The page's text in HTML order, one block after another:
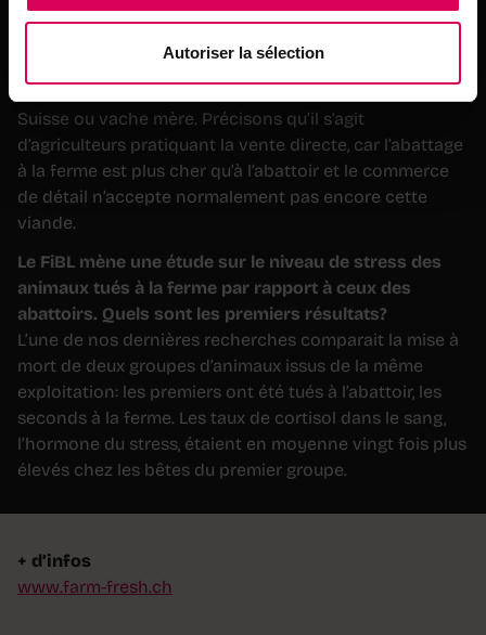
Autoriser la sélection
Cette pratique concerne surtout les élevages bios.
Suisse ou vache mère. Précisons qu’il s’agit
d’agriculteurs pratiquant la vente directe, car l’abattage
à la ferme est plus cher qu’à l’abattoir et le commerce
de détail n’accepte normalement pas encore cette
viande.
Le FiBL mène une étude sur le niveau de stress des
animaux tués à la ferme par rapport à ceux des
abattoirs. Quels sont les premiers résultats?
L’une de nos dernières recherches comparait la mise à
mort de deux groupes d’animaux issus de la même
exploitation: les premiers ont été tués à l’abattoir, les
seconds à la ferme. Les taux de cortisol dans le sang,
l’hormone du stress, étaient en moyenne vingt fois plus
élevés chez les bêtes du premier groupe.
+ d’infos
www.farm-fresh.ch